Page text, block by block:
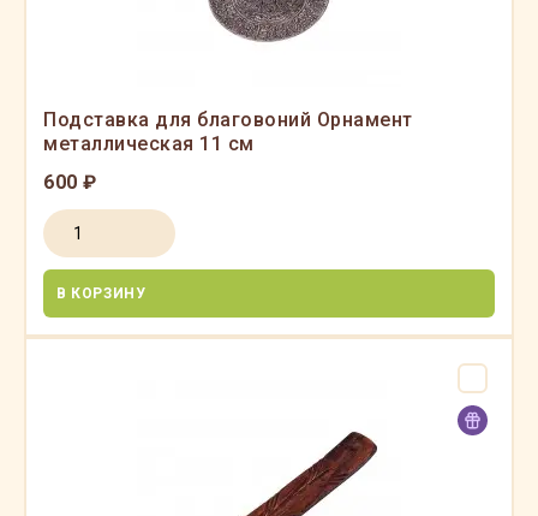
Подставка для благовоний Орнамент
металлическая 11 см
600 ₽
В КОРЗИНУ